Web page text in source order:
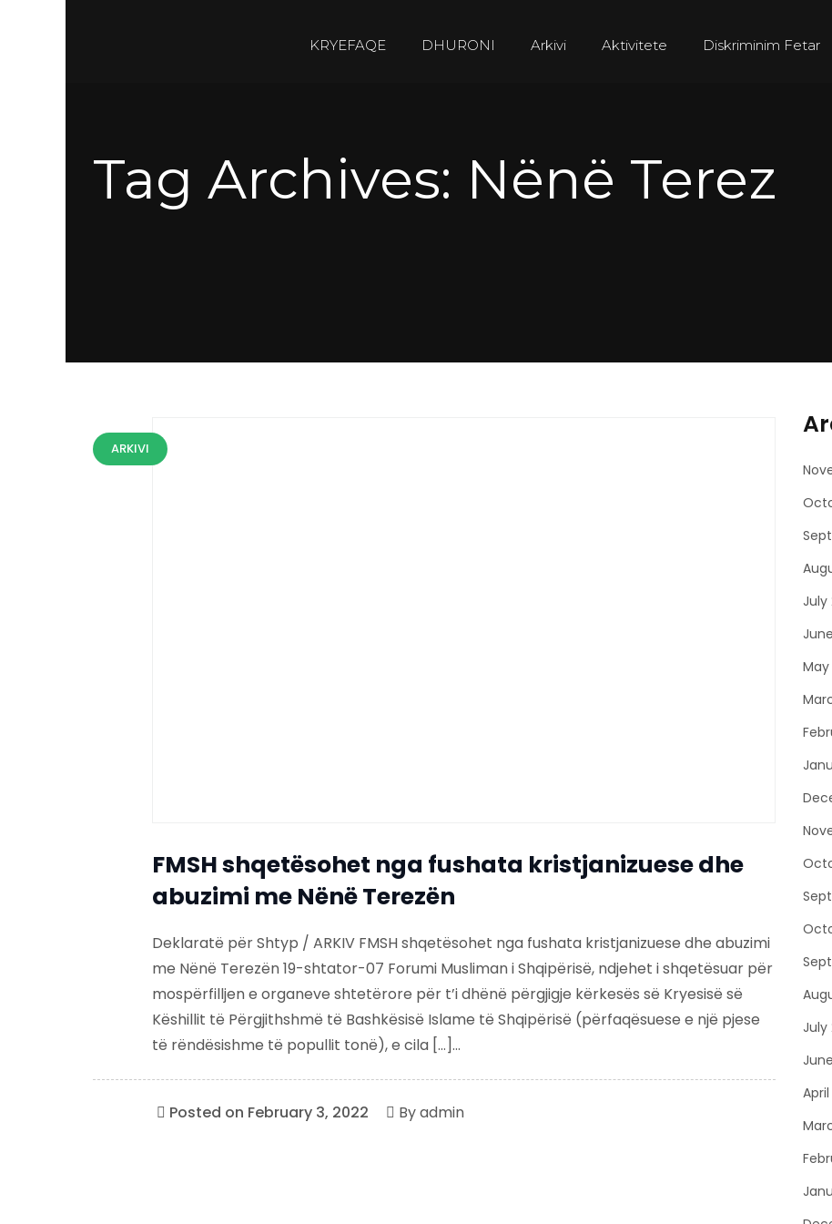
KRYEFAQE DHURONI Arkivi Aktivitete Diskriminim Fetar
Tag Archives: Nënë Terez
ARKIVI
FMSH shqetësohet nga fushata kristjanizuese dhe
abuzimi me Nënë Terezën
Deklaratë për Shtyp / ARKIV FMSH shqetësohet nga fushata kristjanizuese dhe abuzimi
me Nënë Terezën 19-shtator-07 Forumi Musliman i Shqipërisë, ndjehet i shqetësuar për
mospërfilljen e organeve shtetërore për t’i dhënë përgjigje kërkesës së Kryesisë së
Këshillit të Përgjithshmë të Bashkësisë Islame të Shqipërisë (përfaqësuese e një pjese
të rëndësishme të popullit tonë), e cila […]...
Posted on February 3, 2022 Byadmin
July
May
July